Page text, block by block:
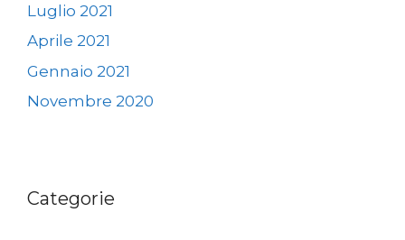
Luglio 2021
Aprile 2021
Gennaio 2021
Novembre 2020
Categorie